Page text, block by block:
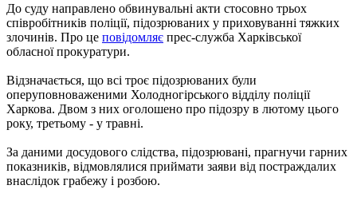
До суду направлено обвинувальні акти стосовно трьох
співробітників поліції, підозрюваних у приховуванні тяжких
злочинів. Про це повідомляє прес-служба Харківської
обласної прокуратури.
Відзначається, що всі троє підозрюваних були
оперуповноваженими Холодногірського відділу поліції
Харкова. Двом з них оголошено про підозру в лютому цього
року, третьому - у травні.
За даними досудового слідства, підозрювані, прагнучи гарних
показників, відмовлялися приймати заяви від постраждалих
внаслідок грабежу і розбою.